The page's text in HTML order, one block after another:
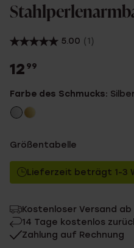
5.00 (1)
12 99
Farbe des Schmucks:
Größentabelle
Lieferzeit beträgt 1-3
Kostenloser Versand
14 Tage kostenlos
Zahlung auf Rechnung